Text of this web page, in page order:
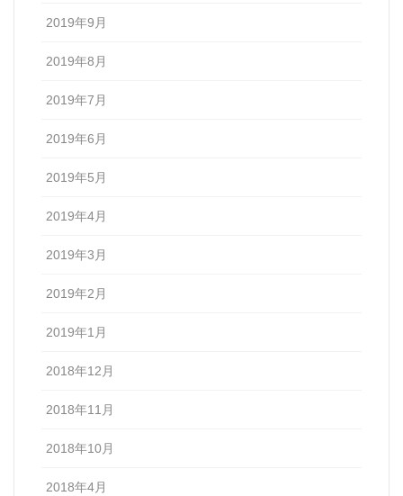
2019年9月
2019年8月
2019年7月
2019年6月
2019年5月
2019年4月
2019年3月
2019年2月
2019年1月
2018年12月
2018年11月
2018年10月
2018年4月